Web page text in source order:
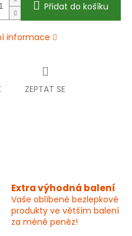
Přidat do košíku
informace
ZEPTAT SE
Extra výhodná balení
Vaše oblíbené bezlepkové
produkty ve větším balení
za méně peněz!